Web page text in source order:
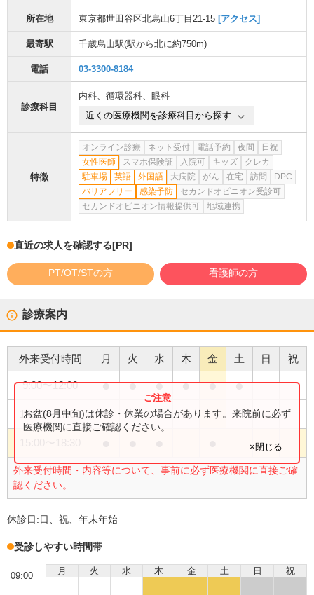
所在地 東京都世田谷区北烏山6丁目21-15 [アクセス]
最寄駅 千歳烏山駅(駅から北に約750m)
電話 03-3300-8184
診療科目
内科、 循環器科、 眼科
近くの医療機関を診療科目から探す
特徴
オンライン診療 ネット受付 電話予約 夜間
日祝
女性医師
スマホ保険証 入院可 キッズ
クレカ
駐車場
英語 外国語 大病院 がん 在宅 訪問
DPC
バリアフリー
感染予防
セカンドオピニオン受診可
セカンドオピニオン情報提供可
地域連携
直近の求人を確認する[PR]
PT/OT/STの方 看護師の方
診療案内
外来受付時間 月 火 水 木 金 土 日 祝
9:00〜12:00 ● ● ● ● ● ●
14:00〜17:00 ●
外来受付時間・内容等について、事前に必ず医療機関に直接ご確
認ください。
お盆(8月中旬)は休診・休業の場合があります。来院前に必ず
医療機関に直接ご確認ください。
×閉じる
休診日:日、祝、年末年始
受診しやすい時間帯
月 火 水 木 金 土 日 祝
09:00